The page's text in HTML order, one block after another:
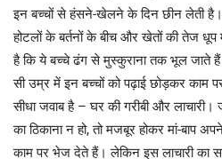
इन बच्चों से हंसने-खेलने के दिन छीन लेती
होटलों के बर्तनों के बीच और खेतों की तेज
है कि ये बच्चे ढंग से मुस्कुराना तक भूल जाते
सी उम्र में इन बच्चों को पढ़ाई छोड़कर काम
सीधा जवाब है – घर की गरीबी और
का ठिकाना न हो, तो मजबूर होकर मां-बाप
काम पर भेज देते हैं। लेकिन इस लाचारी का